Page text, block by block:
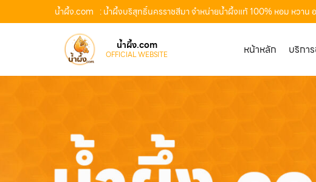
น้ำผึ้ง.com : น้ำผึ้งบริสุทธิ์นครราชสีมา จำหน่ายน้ำผึ้งแท้ 100% หอม หวาน
น้ำผึ้ง.com
OFFICIAL WEBSITE หน้าหลัก บริกา